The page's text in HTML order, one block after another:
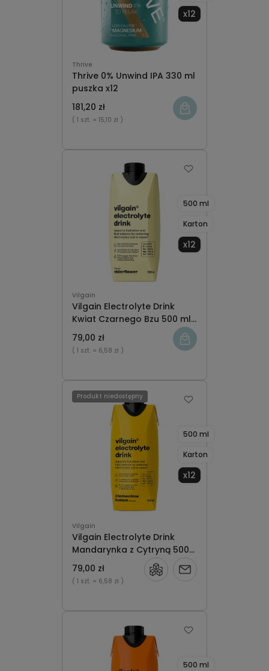
Thrive
Thrive 0% Unwind IPA 330 ml
puszka x12
x12
181,20 zł
( 1 szt. = 15,10 zł )
Vilgain
Vilgain Electrolyte Drink
Kwiat Czarnego Bzu 500 ml
karton x12
500 ml
Karton
x12
79,00 zł
( 1 szt. = 6,58 zł )
Vilgain
Vilgain Electrolyte Drink
Mandarynka z Cytryną 500
ml karton x12
500 ml
Karton
x12
79,00 zł
( 1 szt. = 6,58 zł )
Produkt niedostępny
Powiadom
500 ml